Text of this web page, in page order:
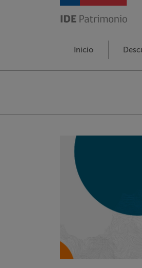
Navegación
Inicio